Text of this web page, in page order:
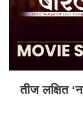
तीज लक्षित